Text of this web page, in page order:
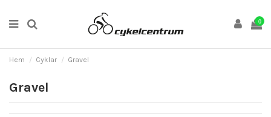
0
Hem Cyklar Gravel
Gravel